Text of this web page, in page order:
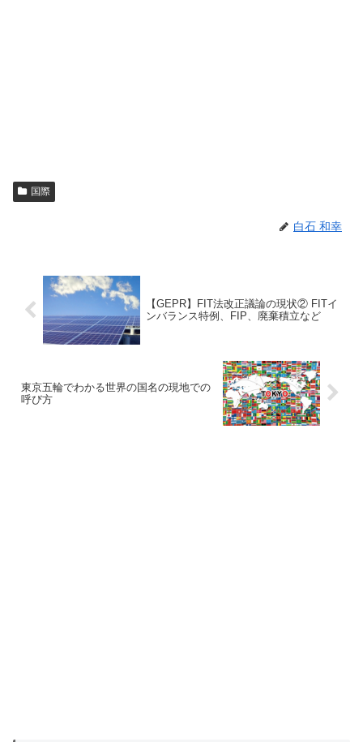
国際
白石 和幸
【GEPR】FIT法改正議論の現状② FITイ
ンバランス特例、FIP、廃棄積立など
東京五輪でわかる世界の国名の現地での
呼び方